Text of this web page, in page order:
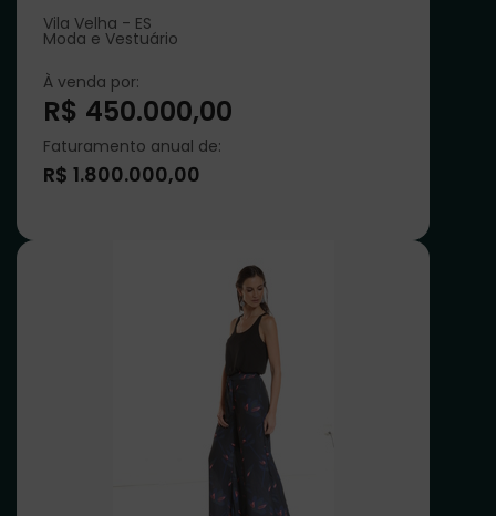
Vila Velha - ES
Moda e Vestuário
À venda por:
R$ 450.000,00
Faturamento anual de:
R$ 1.800.000,00